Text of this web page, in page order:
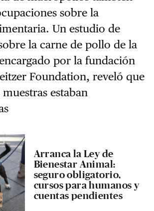
sobre la
Un estudio de
la carne de pollo de la
por la fundación
Foundation, reveló que
muestras estaban
Arranca la Ley de
Bienestar Animal:
seguro obligatorio,
cursos para humanos y
cuentas pendientes